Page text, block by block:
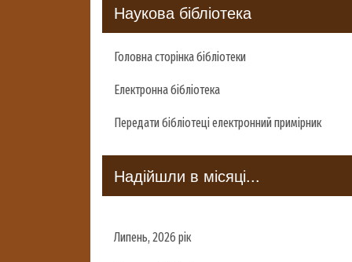
Наукова бібліотека
Головна сторінка бібліотеки
Електронна бібліотека
Передати бібліотеці електронний примірник
Надійшли в місяці...
Липень, 2026 рік